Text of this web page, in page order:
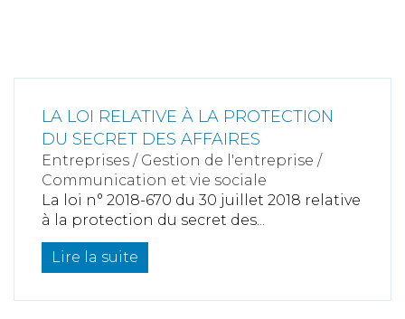
LA LOI RELATIVE À LA PROTECTION
DU SECRET DES AFFAIRES
Entreprises / Gestion de l'entreprise /
Communication et vie sociale
La loi n° 2018-670 du 30 juillet 2018 relative
à la protection du secret des...
Lire la suite